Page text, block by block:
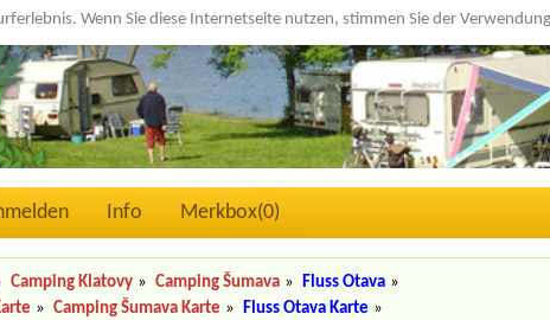
Wenn Sie diese Internetseite nutzen, stimmen Sie der
Info Merkbox(0)
Camping Klatovy » Camping Šumava » Fluss Otava »
» Camping Šumava Karte » Fluss Otava Karte »